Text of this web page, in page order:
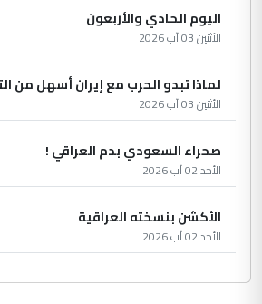
اليوم الحادي والأربعون
الأثنين 03 آب 2026
لماذا تبدو الحرب مع إيران أسهل من
الأثنين 03 آب 2026
صحراء السعودي بدم العراقي !
الأحد 02 آب 2026
الأكشن بنسخته العراقية
الأحد 02 آب 2026